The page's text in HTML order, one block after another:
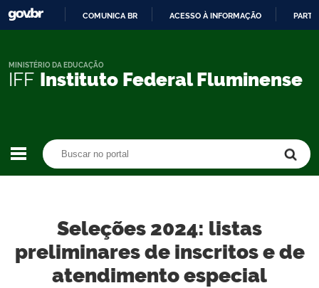
CONTEÚDO
COMUNICA BR ACESSO À INFORMAÇÃO
IFF Instituto Federal Fluminense
MINISTÉRIO DA EDUCAÇÃO
Seleções 2024: listas
preliminares de inscritos e de
atendimento especial